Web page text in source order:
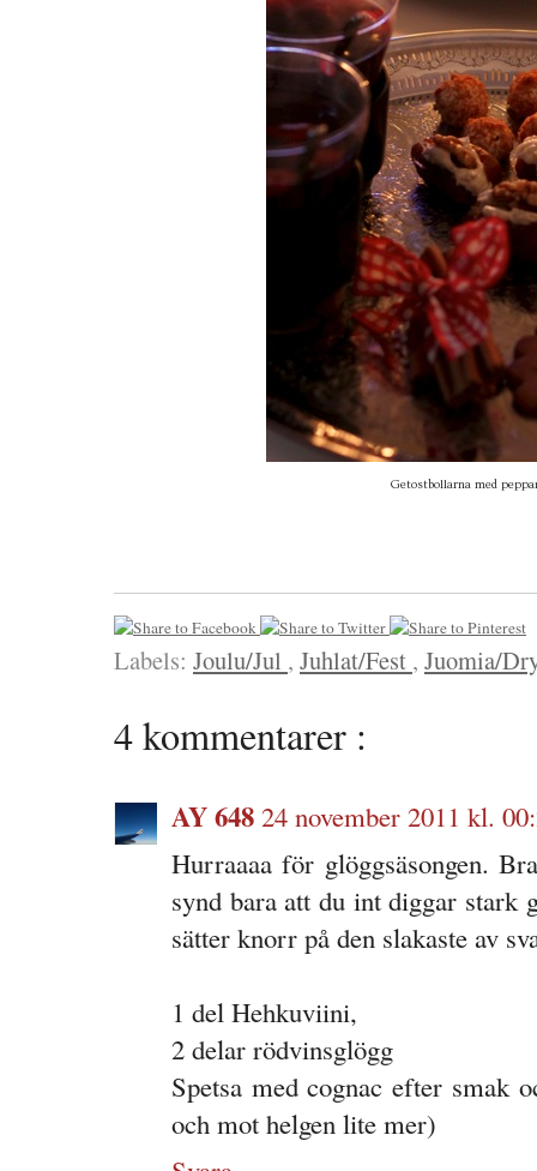
Getostbollarna med
Labels: Joulu/Jul , Juhlat/Fest , Juomia/
4 kommentarer :
AY 648 24 november 2011 kl.
Hurraaaa för glöggsäsongen.
synd bara att du int diggar stark
sätter knorr på den slakaste av
1 del Hehkuviini,
2 delar rödvinsglögg
Spetsa med cognac efter smak
och mot helgen lite mer)